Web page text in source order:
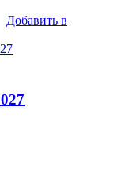
Добавить в